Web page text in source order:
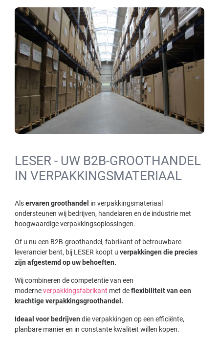
LESER - UW B2B-GROOTHANDEL
IN VERPAKKINGSMATERIAAL
Alservaren groothandel in verpakkingsmateriaal
ondersteunen wij bedrijven, handelaren en de industrie met
hoogwaardige verpakkingsoplossingen.
Of u nu een B2B-groothandel, fabrikant of betrouwbare
leverancier bent, bij LESER koopt u verpakkingen die precies
zijn afgestemd op uw behoeften.
Wij combineren de competentie van een
moderneverpakkingsfabrikant met deflexibiliteit van een
krachtige verpakkingsgroothandel.
Ideaal voor bedrijven die verpakkingen op een efficiënte,
planbare manier en in constante kwaliteit willen kopen.